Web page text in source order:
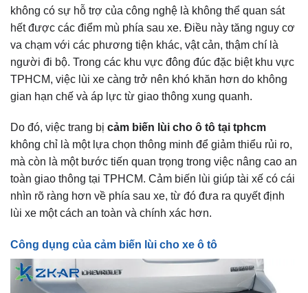
không có sự hỗ trợ của công nghệ là không thể quan sát
hết được các điểm mù phía sau xe. Điều này tăng nguy cơ
va chạm với các phương tiện khác, vật cản, thậm chí là
người đi bộ. Trong các khu vực đông đúc đặc biệt khu vực
TPHCM, việc lùi xe càng trở nên khó khăn hơn do không
gian hạn chế và áp lực từ giao thông xung quanh.
Do đó, việc trang bị cảm biến lùi cho ô tô tại tphcm
không chỉ là một lựa chọn thông minh để giảm thiểu rủi ro,
mà còn là một bước tiến quan trọng trong việc nâng cao an
toàn giao thông tại TPHCM. Cảm biến lùi giúp tài xế có cái
nhìn rõ ràng hơn về phía sau xe, từ đó đưa ra quyết định
lùi xe một cách an toàn và chính xác hơn.
Công dụng của cảm biến lùi cho xe ô tô